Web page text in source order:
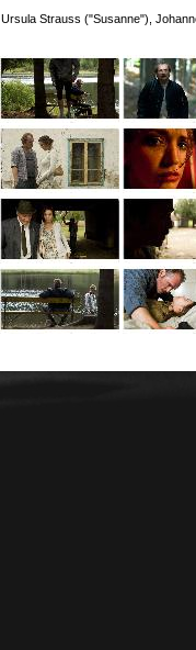
Ursula Strauss ("Susanne"),